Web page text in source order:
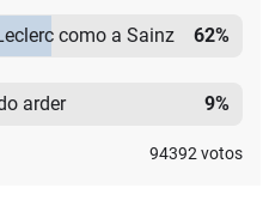
como a Sainz 62%
arder 9%
94392 votos